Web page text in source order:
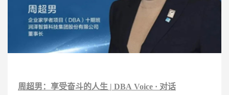
周超男：享受奋斗的人生 | DBA Voice · 对话